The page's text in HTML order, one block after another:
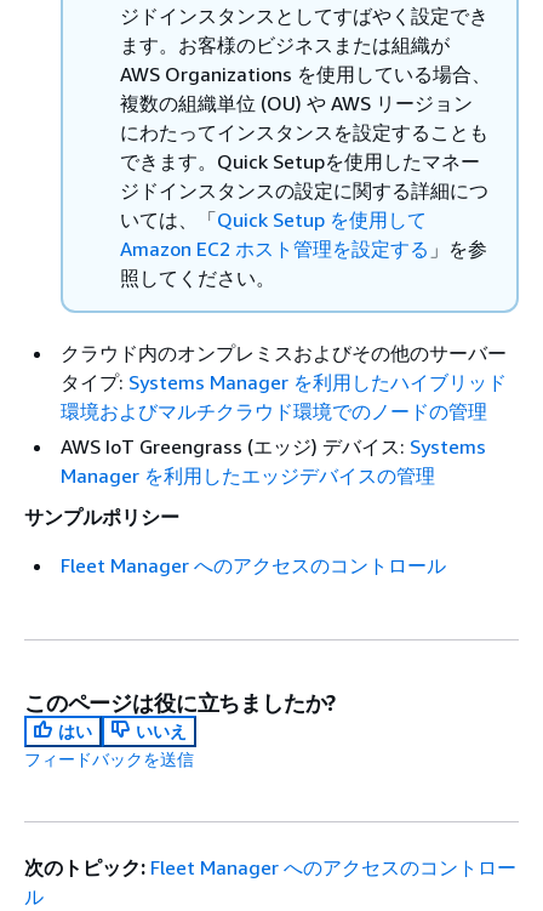
ジドインスタンスとしてすばやく設定でき
ます。お客様のビジネスまたは組織が
AWS Organizations を使用している場合、
複数の組織単位 (OU) や AWS リージョン
にわたってインスタンスを設定することも
できます。Quick Setupを使用したマネー
ジドインスタンスの設定に関する詳細につ
いては、「Quick Setup を使用して
Amazon EC2 ホスト管理を設定する 」を参
照してください。
クラウド内のオンプレミスおよびその他のサーバー
タイプ: Systems Manager を利用したハイブリッド
環境およびマルチクラウド環境でのノードの管理
AWS IoT Greengrass (エッジ) デバイス: Systems
Manager を利用したエッジデバイスの管理
サンプルポリシー
Fleet Manager へのアクセスのコントロール
このページは役に立ちましたか?
はい
いいえ
フィードバックを送信
次のトピック: Fleet Manager へのアクセスのコントロー
ル